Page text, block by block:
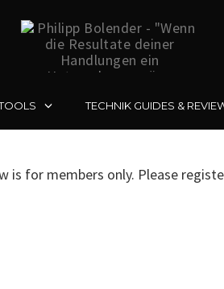
TECHNIK GUIDES &
is for members only. Please